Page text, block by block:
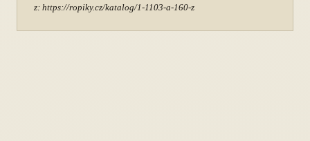
z: https://ropiky.cz/katalog/1-1103-a-160-z